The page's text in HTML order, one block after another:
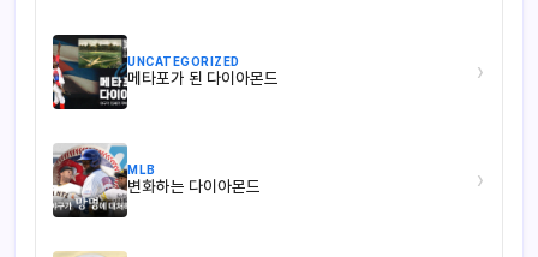
UNCATEGORIZED
메타포가 된 다이아몬드 ›
MLB
변화하는 다이아몬드 ›